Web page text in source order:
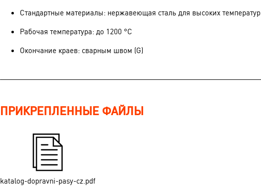
Стандартные материалы: нержавеющая сталь для высоких температур
Рабочая температура: до 1200 °C
Окончание краев: сварным швом (G)
ПРИКРЕПЛЕННЫЕ ФАЙЛЫ
katalog-dopravni-pasy-cz.pdf